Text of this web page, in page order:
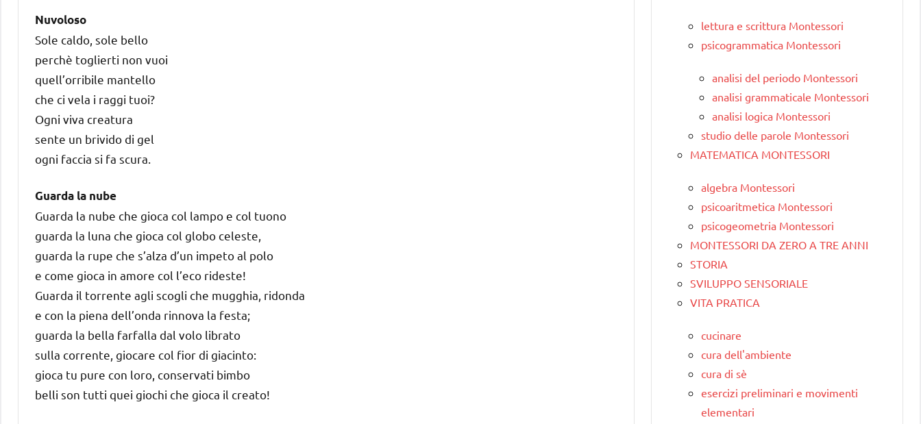
Nuvoloso
Sole caldo, sole bello
perchè toglierti non vuoi
quell’orribile mantello
che ci vela i raggi tuoi?
Ogni viva creatura
sente un brivido di gel
ogni faccia si fa scura.
Guarda la nube
Guarda la nube che gioca col lampo e col tuono
guarda la luna che gioca col globo celeste,
guarda la rupe che s’alza d’un impeto al polo
e come gioca in amore col l’eco rideste!
Guarda il torrente agli scogli che mugghia, ridonda
e con la piena dell’onda rinnova la festa;
guarda la bella farfalla dal volo librato
sulla corrente, giocare col fior di giacinto:
gioca tu pure con loro, conservati bimbo
belli son tutti quei giochi che gioca il creato!
lettura e scrittura Montessori
psicogrammatica Montessori
analisi del periodo Montessori
analisi grammaticale Montessori
analisi logica Montessori
studio delle parole Montessori
MATEMATICA MONTESSORI
algebra Montessori
psicoaritmetica Montessori
psicogeometria Montessori
MONTESSORI DA ZERO A TRE ANNI
STORIA
SVILUPPO SENSORIALE
VITA PRATICA
cucinare
cura dell'ambiente
cura di sè
esercizi preliminari e movimenti
elementari